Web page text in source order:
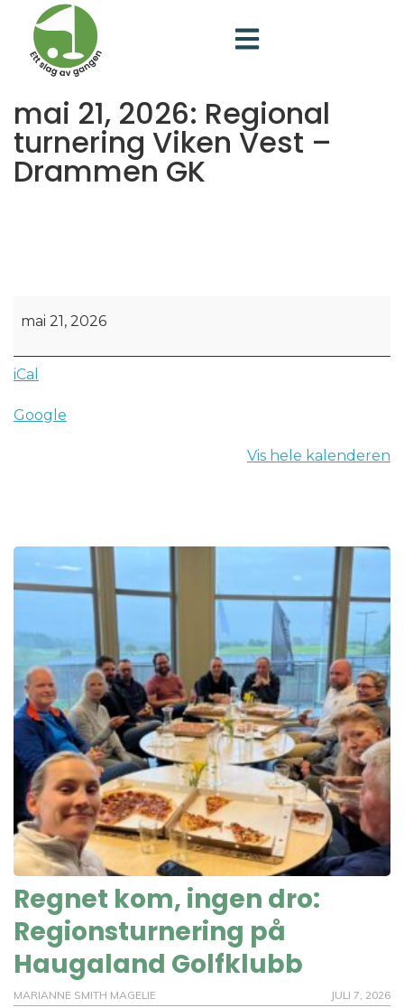
mai 21, 2026: Regional
turnering Viken Vest –
Drammen GK
mai 21, 2026
iCal
Google
Vis hele kalenderen
Regnet kom, ingen dro:
Regionsturnering på
Haugaland Golfklubb
MARIANNE SMITH MAGELIE JULI 7, 2026